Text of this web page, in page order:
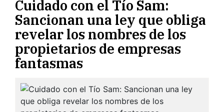
Cuidado con el Tío Sam:
Sancionan una ley que obliga
revelar los nombres de los
propietarios de empresas
fantasmas